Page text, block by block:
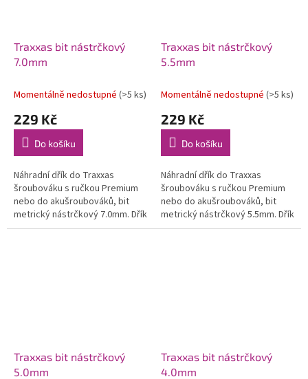
Traxxas bit nástrčkový
7.0mm
Momentálně nedostupné (>5 ks)
229 Kč
Do košíku
Náhradní dřík do Traxxas
šroubováku s ručkou Premium
nebo do akušroubováků, bit
metrický nástrčkový 7.0mm. Dřík
je vyroben z kvalitní HSS oceli.
Traxxas bit nástrčkový
5.5mm
Momentálně nedostupné (>5 ks)
229 Kč
Do košíku
Náhradní dřík do Traxxas
šroubováku s ručkou Premium
nebo do akušroubováků, bit
metrický nástrčkový 5.5mm. Dřík
je vyroben z kvalitní HSS oceli.
Traxxas bit nástrčkový
5.0mm
Traxxas bit nástrčkový
4.0mm